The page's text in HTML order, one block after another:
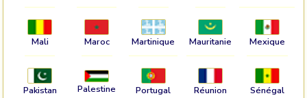
Mali Maroc Martinique Mauritanie Mexique
Pakistan Palestine Portugal Réunion Sénégal